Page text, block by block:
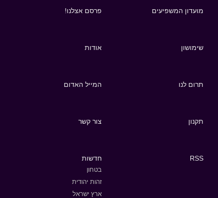
מועדון המשפיעים פרסם אצלנו!
שימושון אודות
תרום לנו המייל האדום
תקנון צור קשר
RSS חדשות
בטחון
זהות יהודית
ארץ ישראל